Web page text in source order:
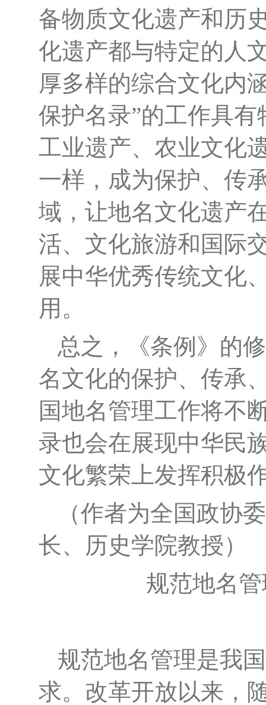
备物质文化遗产和历
化遗产都与特定的人
厚多样的综合文化内
保护名录”的工作具
工业遗产、农业文化
一样，成为保护、传
域，让地名文化遗产
活、文化旅游和国际
展中华优秀传统文化
用。
总之，《条例》的
名文化的保护、传承
国地名管理工作将不
录也会在展现中华民
文化繁荣上发挥积极
（作者为全国政协
长、历史学院教授）
规范地名
规范地名管理是我
求。改革开放以来，